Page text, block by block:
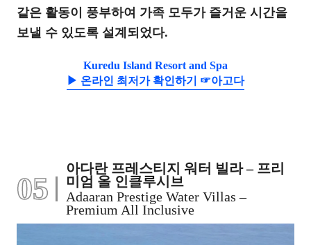
같은 활동이 풍부하여 가족 모두가 즐거운 시간을
보낼 수 있도록 설계되었다.
Kuredu Island Resort and Spa
▶ 온라인 최저가 확인하기 ☞아고다
05
아다란 프레스티지 워터 빌라 – 프리
미엄 올 인클루시브
Adaaran Prestige Water Villas –
Premium All Inclusive